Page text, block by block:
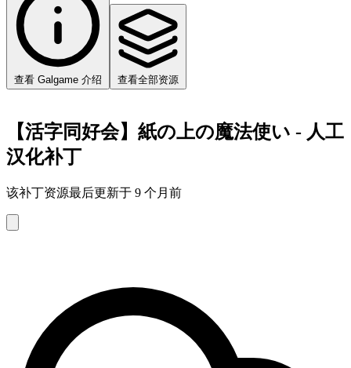
查看 Galgame 介绍 查看全部资源
【活字同好会】紙の上の魔法使い - 人工
汉化补丁
该补丁资源最后更新于 9 个月前